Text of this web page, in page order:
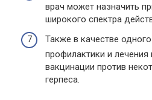
врач может назначить
широкого спектра
Также в качестве
профилактики и лечения
вакцинации против
герпеса.